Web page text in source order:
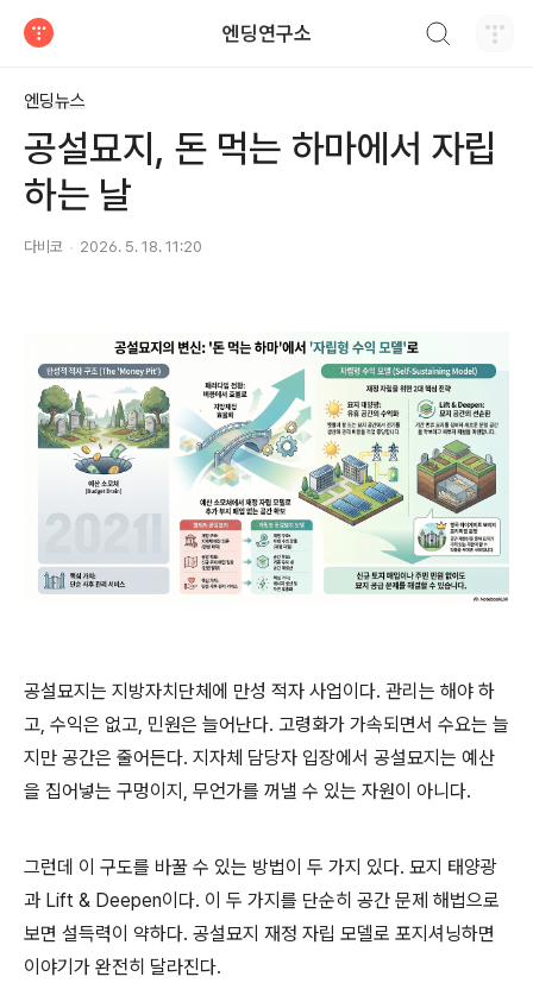
엔딩연구소
엔딩뉴스
공설묘지, 돈 먹는 하마에서 자립
하는 날
다비코 2026. 5. 18. 11:20
공설묘지는 지방자치단체에 만성 적자 사업이다. 관리는 해야 하
고, 수익은 없고, 민원은 늘어난다. 고령화가 가속되면서 수요는 늘
지만 공간은 줄어든다. 지자체 담당자 입장에서 공설묘지는 예산
을 집어넣는 구멍이지, 무언가를 꺼낼 수 있는 자원이 아니다.
그런데 이 구도를 바꿀 수 있는 방법이 두 가지 있다. 묘지 태양광
과 Lift & Deepen이다. 이 두 가지를 단순히 공간 문제 해법으로
보면 설득력이 약하다. 공설묘지 재정 자립 모델로 포지셔닝하면
이야기가 완전히 달라진다.